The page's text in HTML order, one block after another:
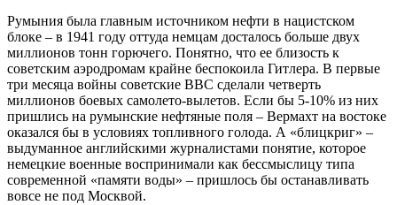
Румыния была главным источником нефти в нацистском
блоке – в 1941 году оттуда немцам досталось больше двух
миллионов тонн горючего. Понятно, что ее близость к
советским аэродромам крайне беспокоила Гитлера. В первые
три месяца войны советские ВВС сделали четверть
миллионов боевых самолето-вылетов. Если бы 5-10% из них
пришлись на румынские нефтяные поля – Вермахт на востоке
оказался бы в условиях топливного голода. А «блицкриг» –
выдуманное английскими журналистами понятие, которое
немецкие военные воспринимали как бессмыслицу типа
современной «памяти воды» – пришлось бы останавливать
вовсе не под Москвой.